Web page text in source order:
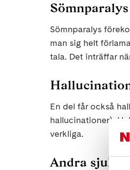
Sömnparalys
Sömnparalys
man sig helt
tala. Det inträffar
En del får också
hallucinationer).
verkliga.
Andra